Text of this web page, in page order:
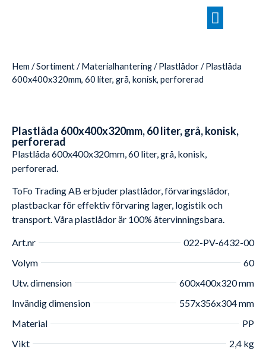
Hem /Sortiment/Materialhantering/Plastlådor/ Plastlåda
600x400x320mm, 60 liter, grå, konisk, perforerad
Plastlåda 600x400x320mm, 60 liter, grå, konisk,
perforerad
Plastlåda 600x400x320mm, 60 liter, grå, konisk,
perforerad.
ToFo Trading AB erbjuder plastlådor, förvaringslådor,
plastbackar för effektiv förvaring lager, logistik och
transport. Våra plastlådor är 100% återvinningsbara.
Art.nr
022-PV-6432-00
Volym
60
Utv. dimension
600x400x320 mm
Invändig dimension
557x356x304 mm
Material
PP
Vikt
2,4 kg